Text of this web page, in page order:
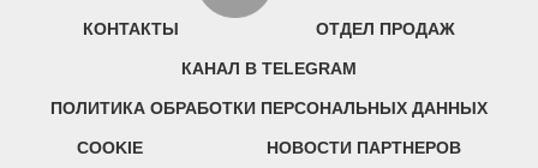
КОНТАКТЫ ОТДЕЛ ПРОДАЖ
КАНАЛ В TELEGRAM
ПОЛИТИКА ОБРАБОТКИ ПЕРСОНАЛЬНЫХ ДАННЫХ
COOKIE НОВОСТИ ПАРТНЕРОВ